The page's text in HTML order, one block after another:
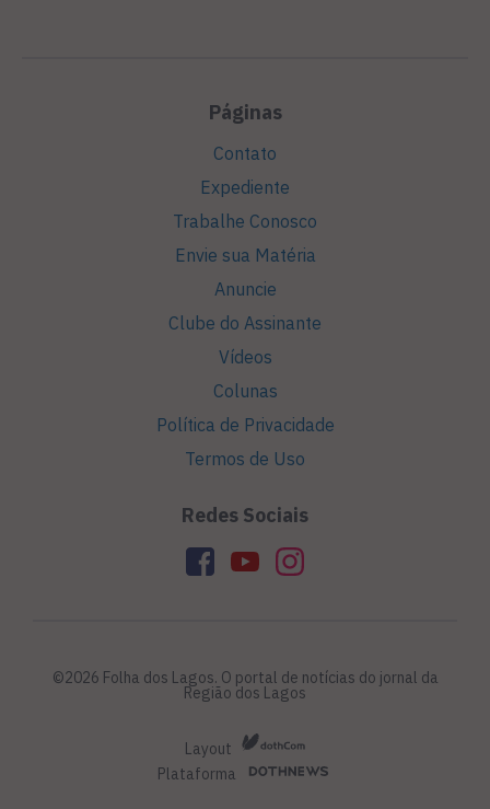
Páginas
Contato
Expediente
Trabalhe Conosco
Envie sua Matéria
Anuncie
Clube do Assinante
Vídeos
Colunas
Política de Privacidade
Termos de Uso
Redes Sociais
©2026 Folha dos Lagos. O portal de notícias do jornal da
Região dos Lagos
Layout
Plataforma